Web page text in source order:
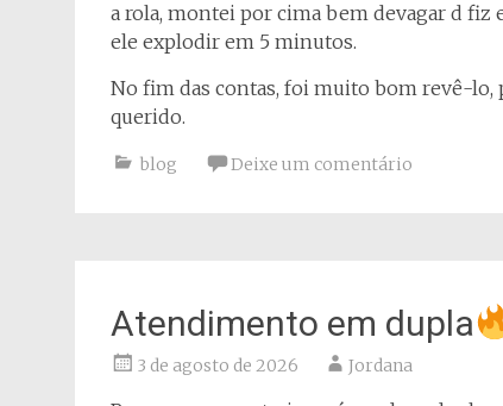
a rola, montei por cima bem devagar d fiz
ele explodir em 5 minutos.
No fim das contas, foi muito bom revê-lo,
querido.
blog Deixe um comentário
Atendimento em dupla
3 de agosto de 2026 Jordana